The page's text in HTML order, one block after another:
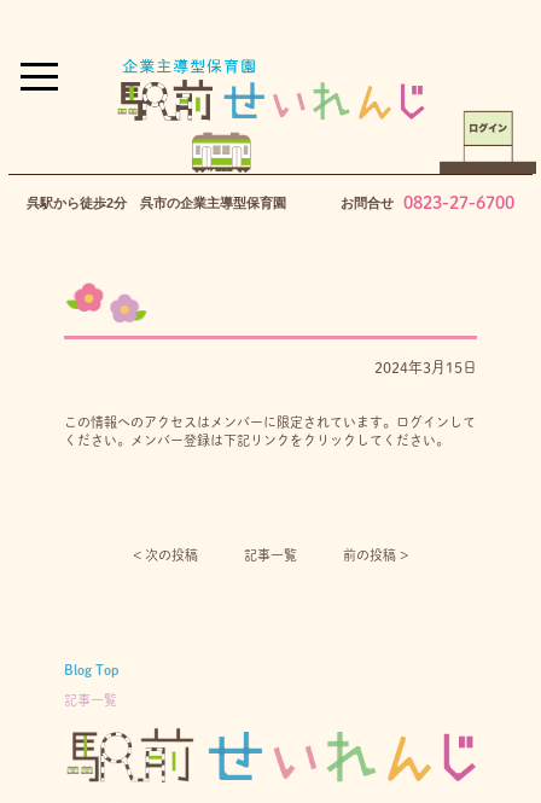
呉駅から徒歩2分 呉市の企業主導型保育園 お問合せ 0823-27-6700
2024年3月15日
この情報へのアクセスはメンバーに限定されています。ログインして
ください。メンバー登録は下記リンクをクリックしてください。
< 次の投稿︎ 記事一覧 前の投稿 >
Blog Top
記事一覧